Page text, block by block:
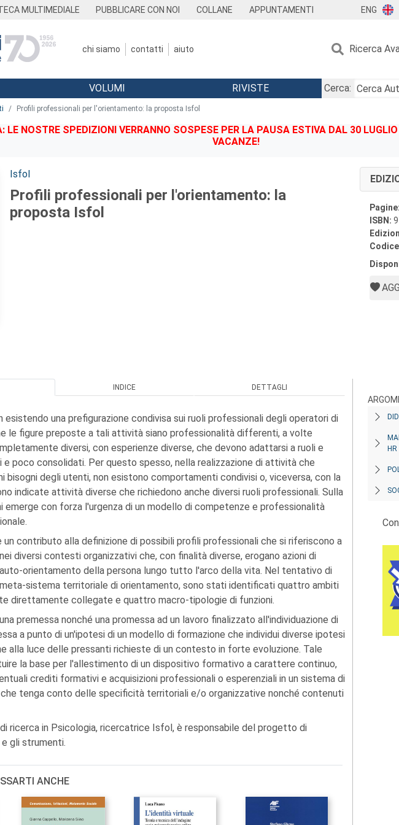
MULTIMEDIALE PUBBLICARE CON NOI COLLANE APPUNTAMENTI ENG
chi siamo contatti aiuto Ricerca
VOLUMI RIVISTE
Cerca:
Profili professionali per l'orientamento: la proposta Isfol
LE NOSTRE SPEDIZIONI VERRANNO SOSPESE PER LA PAUSA ESTIVA DAL 30
VACANZE!
Autori:
Isfol
Profili professionali per l'orientamento: la
proposta Isfol
Pagine:
ISBN:
INDICE DETTAGLI
esistendo una prefigurazione condivisa sui ruoli professionali degli operatori di
le figure preposte a tali attività siano professionalità differenti, a volte
diversi, con esperienze diverse, che devono adattarsi a ruoli e
e poco consolidati. Per questo spesso, nella realizzazione di attività che
bisogni degli utenti, non esistono comportamenti condivisi o, viceversa, con la
indicate attività diverse che richiedono anche diversi ruoli professionali. Sulla
emerge con forza l'urgenza di un modello di competenze e professionalità
contributo alla definizione di possibili profili professionali che si riferiscono a
diversi contesti organizzativi che, con finalità diverse, erogano azioni di
orientamento della persona lungo tutto l'arco della vita. Nel tentativo di
sistema territoriale di orientamento, sono stati identificati quattro ambiti
direttamente collegate e quattro macro-tipologie di funzioni.
premessa nonché una promessa ad un lavoro finalizzato all'individuazione di
a punto di un'ipotesi di un modello di formazione che individui diverse ipotesi
alla luce delle pressanti richieste di un contesto in forte evoluzione. Tale
la base per l'allestimento di un dispositivo formativo a carattere continuo,
crediti formativi e acquisizioni professionali o esperenziali in un sistema di
tenga conto delle specificità territoriali e/o organizzative nonché contenuti
ricerca in Psicologia, ricercatrice Isfol, è responsabile del progetto di
gli strumenti.
ANCHE
HR